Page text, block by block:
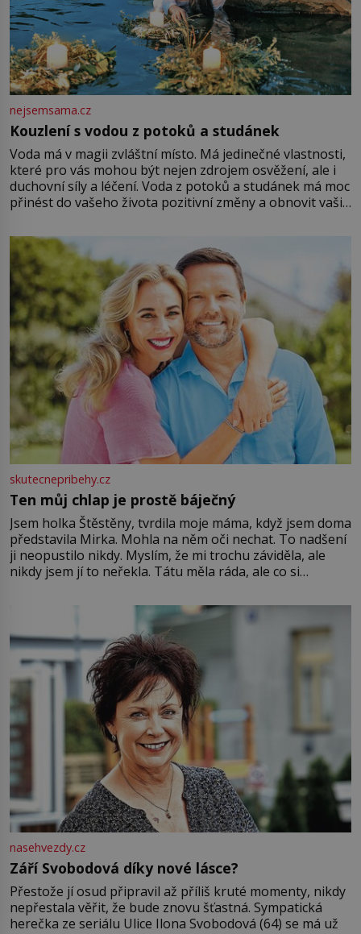
nejsemsama.cz
Kouzlení s vodou z potoků a studánek
Voda má v magii zvláštní místo. Má jedinečné vlastnosti,
které pro vás mohou být nejen zdrojem osvěžení, ale i
duchovní síly a léčení. Voda z potoků a studánek má moc
přinést do vašeho života pozitivní změny a obnovit vaši
můžete obohatit své rituály a přinést do svého života
větší harmonii a klid. Je důležité
skutecnepribehy.cz
Ten můj chlap je prostě báječný
Jsem holka Štěstěny, tvrdila moje máma, když jsem doma
představila Mirka. Mohla na něm oči nechat. To nadšení
ji neopustilo nikdy. Myslím, že mi trochu záviděla, ale
nikdy jsem jí to neřekla. Tátu měla ráda, ale co si
Jsme spolu moc rádi Tehdy byla jiná doba, když
nasehvezdy.cz
Září Svobodová díky nové lásce?
Přestože jí osud připravil až příliš kruté momenty, nikdy
nepřestala věřit, že bude znovu šťastná. Sympatická
herečka ze seriálu Ulice Ilona Svobodová (64) se má už